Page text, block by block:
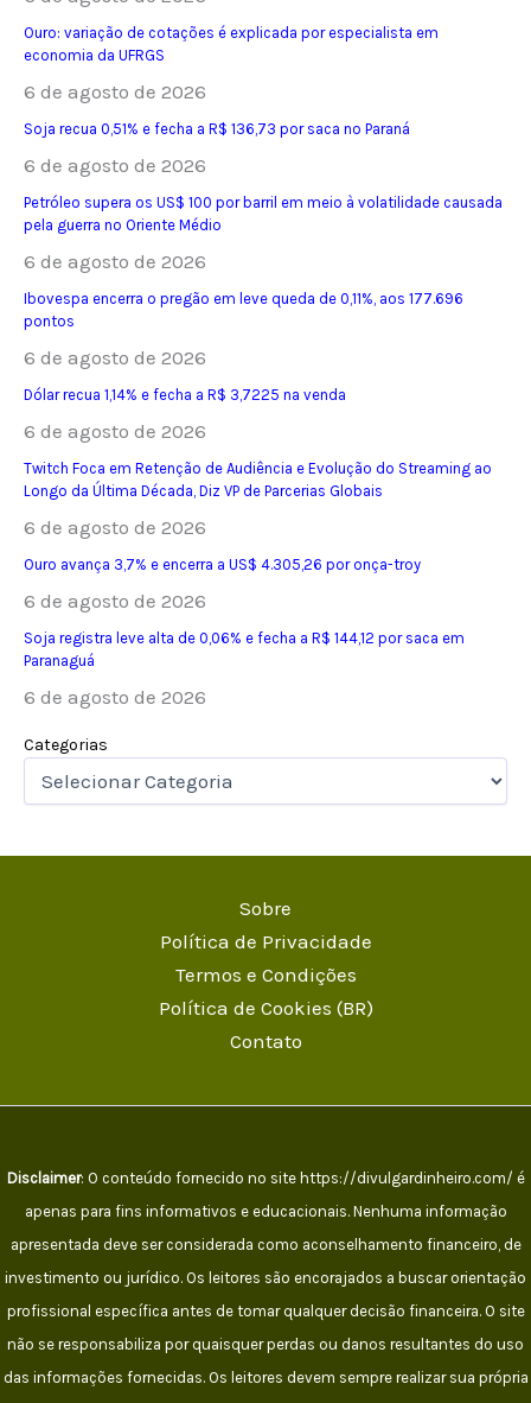
Ouro: variação de cotações é explicada por especialista em
economia da UFRGS
6 de agosto de 2026
Soja recua 0,51% e fecha a R$ 136,73 por saca no Paraná
6 de agosto de 2026
Petróleo supera os US$ 100 por barril em meio à volatilidade causada
pela guerra no Oriente Médio
6 de agosto de 2026
Ibovespa encerra o pregão em leve queda de 0,11%, aos 177.696
pontos
6 de agosto de 2026
Dólar recua 1,14% e fecha a R$ 3,7225 na venda
6 de agosto de 2026
Twitch Foca em Retenção de Audiência e Evolução do Streaming ao
Longo da Última Década, Diz VP de Parcerias Globais
6 de agosto de 2026
Ouro avança 3,7% e encerra a US$ 4.305,26 por onça-troy
6 de agosto de 2026
Soja registra leve alta de 0,06% e fecha a R$ 144,12 por saca em
Paranaguá
6 de agosto de 2026
Categorias
Sobre
Política de Privacidade
Termos e Condições
Política de Cookies (BR)
Contato
Disclaimer: O conteúdo fornecido no site https://divulgardinheiro.com/ é
apenas para fins informativos e educacionais. Nenhuma informação
apresentada deve ser considerada como aconselhamento financeiro, de
investimento ou jurídico. Os leitores são encorajados a buscar orientação
profissional específica antes de tomar qualquer decisão financeira. O site
não se responsabiliza por quaisquer perdas ou danos resultantes do uso
das informações fornecidas. Os leitores devem sempre realizar sua própria